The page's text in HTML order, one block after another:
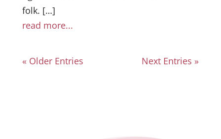
folk. […]
read more...
« Older Entries Next Entries »